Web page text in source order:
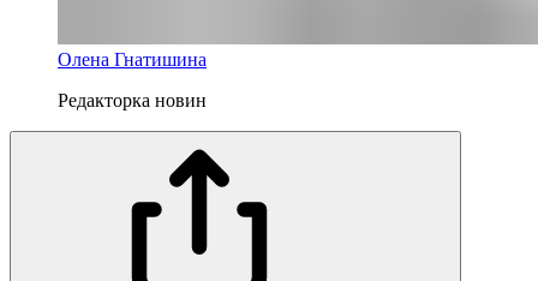
Олена Гнатишина
Редакторка новин